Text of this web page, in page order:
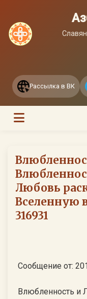
Рассылка в ВК
Любовь
Вселенную
316931
Сообщение от:
Влюбленность и